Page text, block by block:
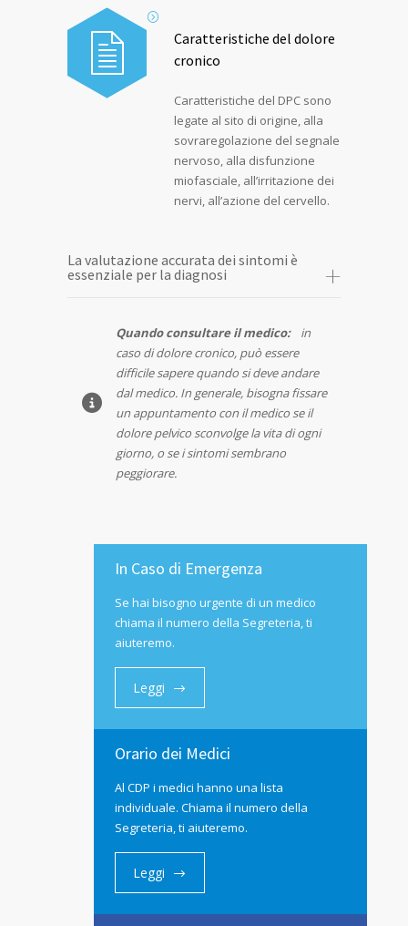
Caratteristiche del dolore
cronico
Caratteristiche del DPC sono
legate al sito di origine, alla
sovraregolazione del segnale
nervoso, alla disfunzione
miofasciale, all’irritazione dei
nervi, all’azione del cervello.
La valutazione accurata dei sintomi è
essenziale per la diagnosi
Quando consultare il medico:
in
caso di dolore cronico, può essere
difficile sapere quando si deve andare
dal medico. In generale, bisogna fissare
un appuntamento con il medico se il
dolore pelvico sconvolge la vita di ogni
giorno, o se i sintomi sembrano
peggiorare.
In Caso di Emergenza
Se hai bisogno urgente di un medico
chiama il numero della Segreteria, ti
aiuteremo.
Leggi
Orario dei Medici
Al CDP i medici hanno una lista
individuale. Chiama il numero della
Segreteria, ti aiuteremo.
Leggi